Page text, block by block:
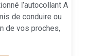
l’autocollant A
de conduire ou
de vos proches,